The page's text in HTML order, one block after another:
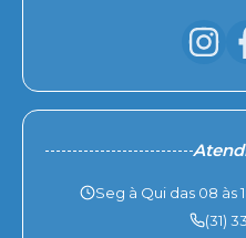
Seg à Qui das 08 às
(31)